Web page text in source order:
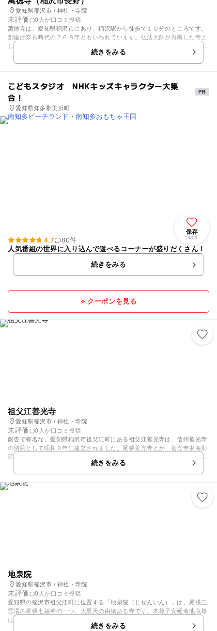
愛知県稲沢市 / 神社・寺院
未評価
0人が口コミ投稿
萬徳寺は、愛知県稲沢市にあり、稲沢駅から徒歩で１０分のところです。
創建は奈良時代の７６８年ともいわれています。弘法大師が再興した寺と
して知られています。山門は、清洲城の通用門を移築したものであり、矢
じりの跡が残っています。他にも貴重な寺宝が多く、多宝塔は国の重要文
化財であり、鎮守堂もまた歴史を感じる建築物で、国の重要文化財であ
ることができます。このお寺は東海三十六不動尊霊場にも数えられてお
り、不動明王の霊場です。萬徳寺はまた、別名ぼたん寺と呼ばれており、
境内に７００本の牡丹が咲きほこります。４月下旬が見頃といわれ、大変
美しく、訪れる人を楽しませています。
続きをみる
こどもスタジオ NHKキッズキャラクター大集
合！
愛知県知多郡美浜町
保存
5051
4.7
80件
人気番組の世界に入り込んで遊べるコーナーが盛りだくさん！
続きをみる
クーポンを見る
祖父江善光寺
愛知県稲沢市 / 神社・寺院
未評価
0人が口コミ投稿
銀杏で有名な、愛知県稲沢市祖父江町にある祖父江善光寺は、信州善光寺
の別院として昭和６年に建立されました。尾張善光寺とか、善光寺東海別
院とも呼ばれていますが、正式には双蓮寺善光寺といいます。善光寺とい
えば、戒壇巡りが有名ですが、こちらの戒壇めぐりは、入場料を払うと夜
光で光るプレートがもらえます。これを腕に付けて、真暗の通路を壁伝い
に巡っていきます。如来様の真下にある錠前の所は、日本一の極楽の荘厳
が安置されているとの事で金色に光っています。
続きをみる
地泉院
愛知県稲沢市 / 神社・寺院
未評価
0人が口コミ投稿
愛知県の稲沢市祖父江町に位置する「地泉院（じせんいん）」は、尾張三
霊場の尾張七福神の一つ、大黒天の由緒ある寺です。本尊子安延命地蔵尊
は、1300年前行基菩薩の真作で霊験あらたかなお地蔵さんとして毎日全
国から参詣者が絶えないスポットです。奈良時代の僧行基によって奈良時
続きをみる